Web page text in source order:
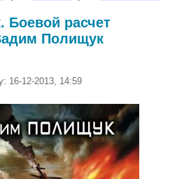
Боевой расчет
Полищук
16-12-2013, 14:59